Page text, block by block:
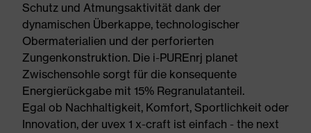
Schutz und Atmungsaktivität dank der
dynamischen Überkappe, technologischer
Obermaterialien und der perforierten
Zungenkonstruktion. Die i-PUREnrj planet
Zwischensohle sorgt für die konsequente
Energierückgabe mit 15% Regranulatanteil.
Egal ob Nachhaltigkeit, Komfort, Sportlichkeit oder
Innovation, der uvex 1 x-craft ist einfach - the next